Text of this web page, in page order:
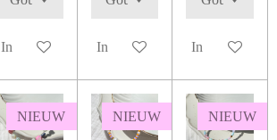
In winkelwagen In winkelwagen In
NIEUW NIEUW NIEUW